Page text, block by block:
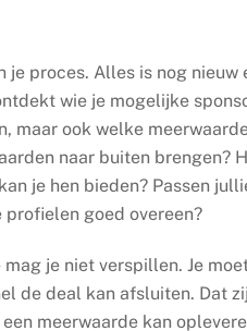
proces. Alles is nog nieuw
wie je mogelijke
maar ook welke
naar buiten brengen?
je hen bieden? Passen
goed overeen?
je niet verspillen. Je
de deal kan afsluiten. Dat
meerwaarde kan